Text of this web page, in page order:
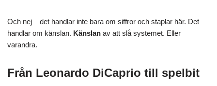
Och nej – det handlar inte bara om siffror och staplar här. Det
handlar om känslan. Känslan av att slå systemet. Eller
varandra.
Från Leonardo DiCaprio till spelbit